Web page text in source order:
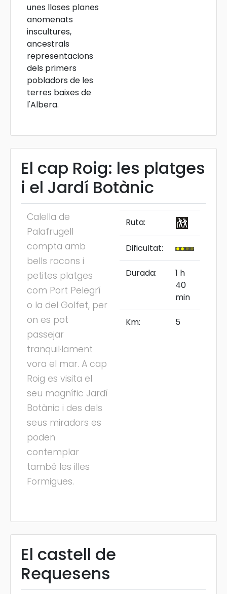
unes lloses planes
anomenats
inscultures,
ancestrals
representacions
dels primers
pobladors de les
terres baixes de
l'Albera.
El cap Roig: les platges
i el Jardí Botànic
Calella de
Palafrugell
compta amb
bells racons i
petites platges
com Port Pelegrí
o la del Golfet, per
on es pot
passejar
tranquil·lament
vora el mar. A cap
Roig es visita el
seu magnífic Jardí
Botànic i des dels
seus miradors es
poden
contemplar
també les illes
Formigues.
Ruta:
Dificultat:
Durada:
1 h
40
min
Km: 5
El castell de
Requesens